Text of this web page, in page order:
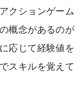
クションゲーム
概念があるのが
応じて経験値を
スキルを覚えて